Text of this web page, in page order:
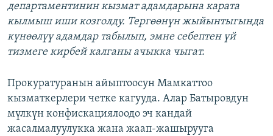
департаментинин кызмат адамдарына карата
кылмыш иши козголду. Тергөөнүн жыйынтыгында
күнөөлүү адамдар табылып, эмне себептен үй
тизмеге кирбей калганы ачыкка чыгат.
Прокуратуранын айыптоосун Мамкаттоо
кызматкерлери четке кагууда. Алар Батыровдун
мүлкүн конфискациялоодо эч кандай
жасалмалуулукка жана жаап-жашырууга